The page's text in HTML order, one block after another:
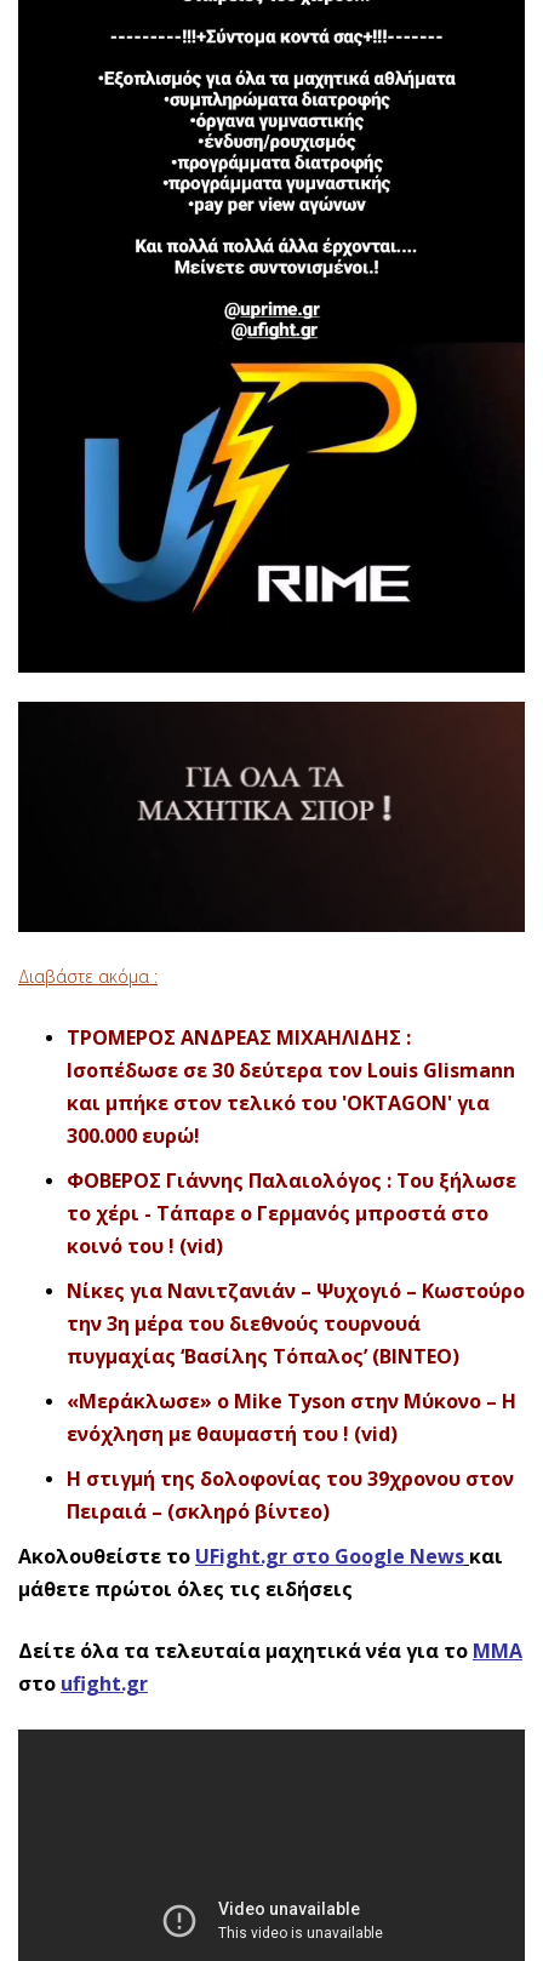
Διαβάστε ακόμα :
ΤΡΟΜΕΡΟΣ ΑΝΔΡΕΑΣ ΜΙΧΑΗΛΙΔΗΣ :
Ισοπέδωσε σε 30 δεύτερα τον Louis Glismann
και μπήκε στον τελικό του 'OKTAGON' για
300.000 ευρώ!
ΦΟΒΕΡΟΣ Γιάννης Παλαιολόγος : Του ξήλωσε
το χέρι - Τάπαρε ο Γερμανός μπροστά στο
κοινό του ! (vid)
Νίκες για Νανιτζανιάν – Ψυχογιό – Κωστούρο
την 3η μέρα του διεθνούς τουρνουά
πυγμαχίας ‘Βασίλης Τόπαλος’ (BINTEO)
«Μεράκλωσε» ο Mike Tyson στην Μύκονο – Η
ενόχληση με θαυμαστή του ! (vid)
Η στιγμή της δολοφονίας του 39χρονου στον
Πειραιά – (σκληρό βίντεο)
Ακολουθείστε το UFight.gr στο Google News και
μάθετε πρώτοι όλες τις ειδήσεις
Δείτε όλα τα τελευταία μαχητικά νέα για το ΜΜΑ
στο ufight.gr